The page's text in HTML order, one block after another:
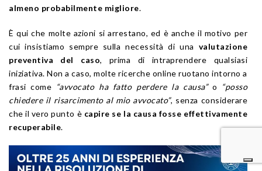
almeno probabilmente migliore.
È qui che molte azioni si arrestano, ed è anche il motivo per
cui insistiamo sempre sulla necessità di una valutazione
preventiva del caso, prima di intraprendere qualsiasi
iniziativa. Non a caso, molte ricerche online ruotano intorno a
frasi come “avvocato ha fatto perdere la causa”o
“posso
chiedere il risarcimento al mio avvocato”, senza considerare
che il vero punto è capire se la causa fosse effettivamente
recuperabile.